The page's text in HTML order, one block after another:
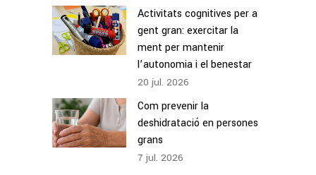
Activitats cognitives per a
gent gran: exercitar la
ment per mantenir
l’autonomia i el benestar
20 jul. 2026
Com prevenir la
deshidratació en persones
grans
7 jul. 2026